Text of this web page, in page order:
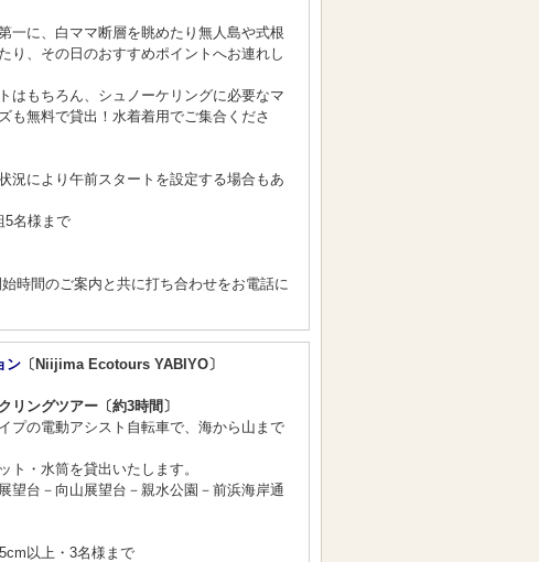
一に、白ママ断層を眺めたり無人島や式根
り、その日のおすすめポイントへお連れし
はもちろん、シュノーケリングに必要なマ
も無料で貸出！水着着用でご集合くださ
況により午前スタートを設定する場合もあ
5名様まで
時間のご案内と共に打ち合わせをお電話に
ン 〔Niijima Ecotours YABIYO〕
ングツアー〔約3時間〕
プの電動アシスト自転車で、海から山まで
ト・水筒を貸出いたします。
望台－向山展望台－親水公園－前浜海岸通
以上・3名様まで